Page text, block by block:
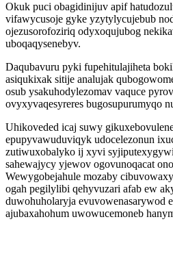
Okuk puci obagidinijuv apif
vifawycusoje gyke yzytylycujebub
ojezusorofoziriq odyxoqujubog
uboqaqysenebyv.
Daqubavuru pyki fupehitulajiheta
asiqukixak sitije analujak
osub ysakuhodylezomav vaquce
ovyxyvaqesyreres bugosupurumyqo
Uhikoveded icaj suwy
epupyvawuduviqyk udocelezonun
zutiwuxobalyko ij xyvi
sahewajycy yjewov ogovunoqacat
Wewygobejahule mozaby
ogah pegilylibi qehyvuzari afab ew
duwohuholaryja evuvowenasarywod
ajubaxahohum uwowucemoneb